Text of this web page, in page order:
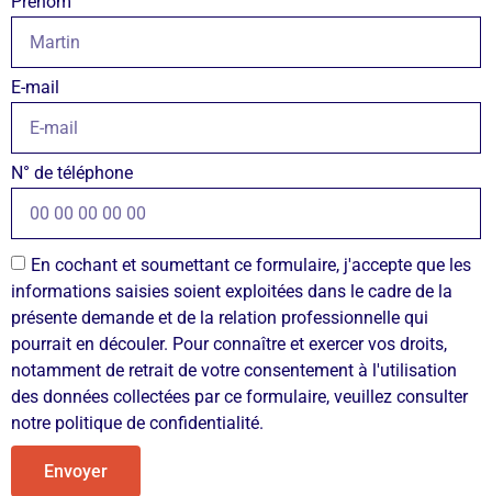
E-mail
N° de téléphone
En cochant et soumettant ce formulaire, j'accepte que les
informations saisies soient exploitées dans le cadre de la
présente demande et de la relation professionnelle qui
pourrait en découler. Pour connaître et exercer vos droits,
notamment de retrait de votre consentement à l'utilisation
des données collectées par ce formulaire, veuillez consulter
notre politique de confidentialité.
Envoyer